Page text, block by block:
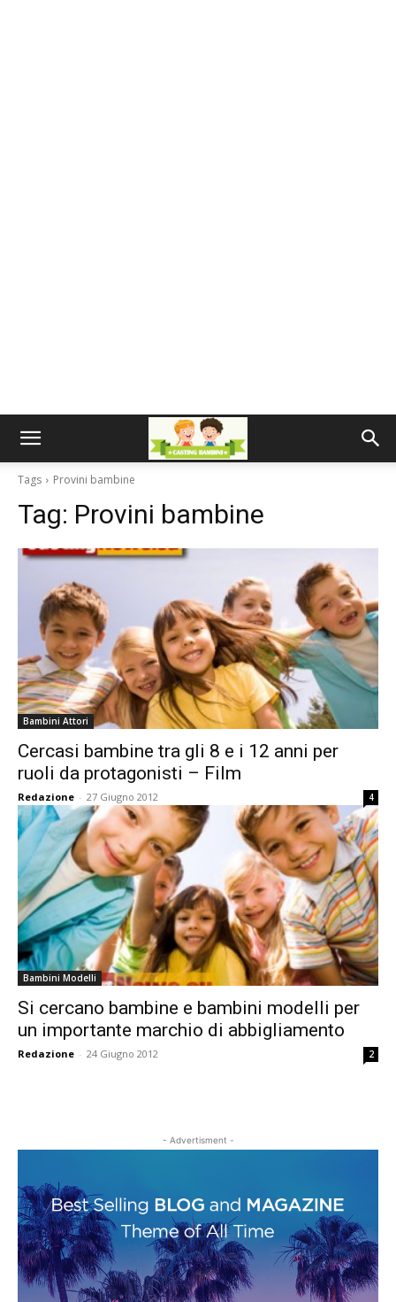
Tags Provini bambine
Tag: Provini bambine
Bambini Attori
Cercasi bambine tra gli 8 e i 12 anni per
ruoli da protagonisti – Film
Redazione - 27 Giugno 2012 4
Bambini Modelli
Si cercano bambine e bambini modelli per
un importante marchio di abbigliamento
Redazione - 24 Giugno 2012 2
- Advertisment -